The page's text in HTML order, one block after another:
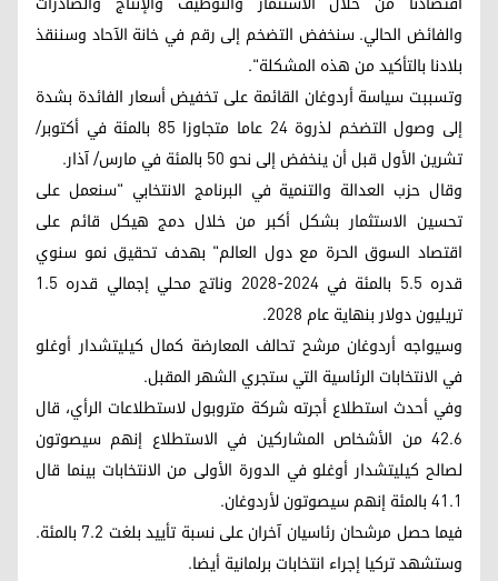
والفائض الحالي. سنخفض التضخم إلى رقم في خانة الآحاد وسننقذ
بلادنا بالتأكيد من هذه المشكلة".
وتسببت سياسة أردوغان القائمة على تخفيض أسعار الفائدة بشدة
إلى وصول التضخم لذروة 24 عاما متجاوزا 85 بالمئة في أكتوبر/
تشرين الأول قبل أن ينخفض ​​إلى نحو 50 بالمئة في مارس/ آذار.
وقال حزب العدالة والتنمية في البرنامج الانتخابي "سنعمل على
تحسين الاستثمار بشكل أكبر من خلال دمج هيكل قائم على
اقتصاد السوق الحرة مع دول العالم" بهدف تحقيق نمو سنوي
قدره 5.5 بالمئة في 2024-2028 وناتج محلي إجمالي قدره 1.5
تريليون دولار بنهاية عام 2028.
وسيواجه أردوغان مرشح تحالف المعارضة كمال كيليتشدار أوغلو
في الانتخابات الرئاسية التي ستجري الشهر المقبل.
وفي أحدث استطلاع أجرته شركة متروبول لاستطلاعات الرأي، قال
42.6 من الأشخاص المشاركين في الاستطلاع إنهم سيصوتون
لصالح كيليتشدار أوغلو في الدورة الأولى من الانتخابات بينما قال
41.1 بالمئة إنهم سيصوتون لأردوغان.
فيما حصل مرشحان رئاسيان آخران على نسبة تأييد بلغت 7.2 بالمئة.
وستشهد تركيا إجراء انتخابات برلمانية أيضا.